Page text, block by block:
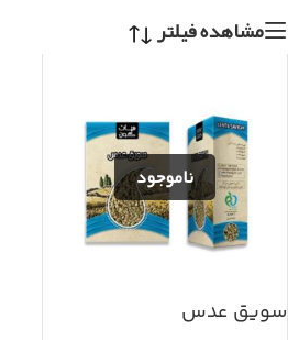
مشاهده فیلتر
سویق عدس